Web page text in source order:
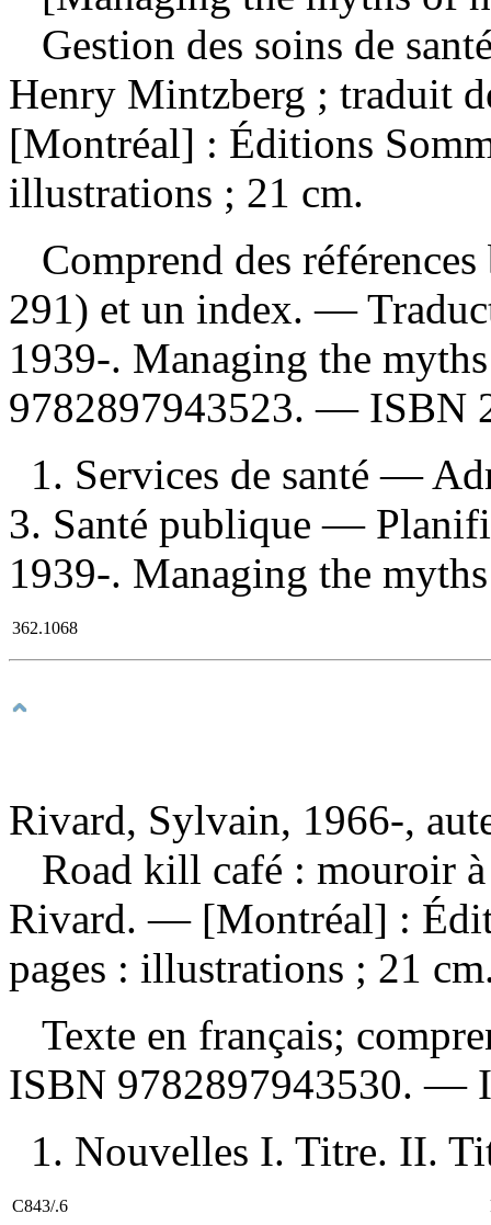
Gestion des soins de
Henry Mintzberg ; traduit
[Montréal] : Éditions
illustrations ; 21 cm.
Comprend des
291) et un index. —
1939-. Managing the
9782897943523. — ISBN
1. Services de santé —
3. Santé publique —
1939-. Managing the
362.1068
Rivard, Sylvain, 1966-,
Road kill café : mouroir
Rivard. — [Montréal] :
pages : illustrations ; 21
Texte en français;
ISBN 9782897943530. —
1. Nouvelles I. Titre. II.
C843/.6